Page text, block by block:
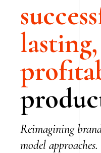
lasting,
Reimagining
model approaches.